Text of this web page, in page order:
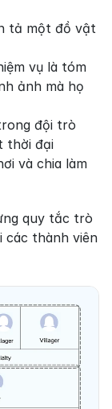
tả một đồ vật
vụ là tóm
ảnh mà họ
đội trò
thời đại
và chia làm
quy tắc trò
các thành viên